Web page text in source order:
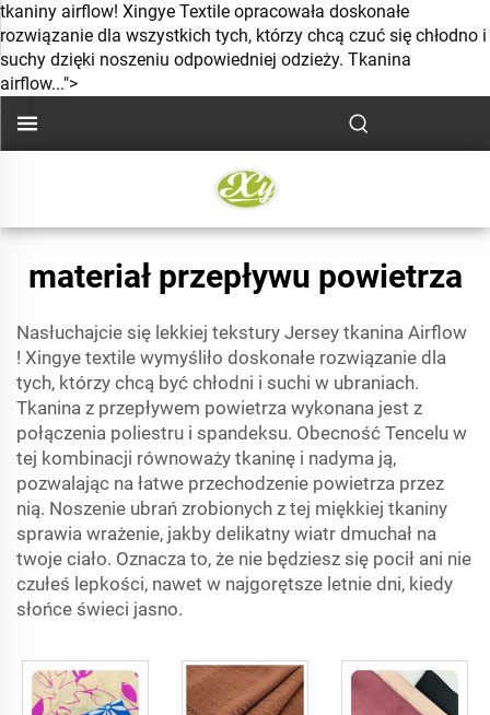
tkaniny airflow! Xingye Textile opracowała doskonałe
rozwiązanie dla wszystkich tych, którzy chcą czuć się chłodno i
suchy dzięki noszeniu odpowiedniej odzieży. Tkanina
airflow...">
materiał przepływu powietrza
Nasłuchajcie się lekkiej tekstury Jersey tkanina Airflow
! Xingye textile wymyśliło doskonałe rozwiązanie dla
tych, którzy chcą być chłodni i suchi w ubraniach.
Tkanina z przepływem powietrza wykonana jest z
połączenia poliestru i spandeksu. Obecność Tencelu w
tej kombinacji równoważy tkaninę i nadyma ją,
pozwalając na łatwe przechodzenie powietrza przez
nią. Noszenie ubrań zrobionych z tej miękkiej tkaniny
sprawia wrażenie, jakby delikatny wiatr dmuchał na
twoje ciało. Oznacza to, że nie będziesz się pocił ani nie
czułeś lepkości, nawet w najgorętsze letnie dni, kiedy
słońce świeci jasno.